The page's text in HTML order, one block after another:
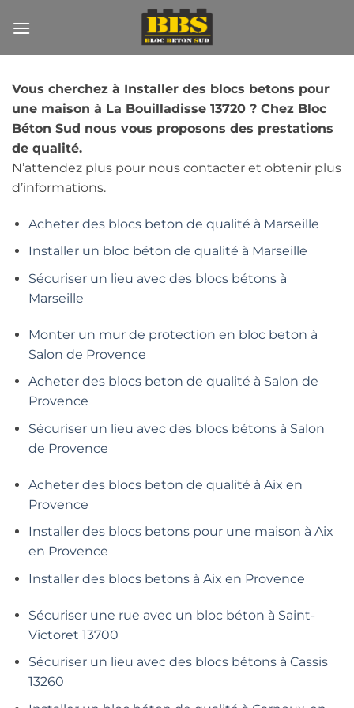
au
Vous cherchez à Installer des blocs betons pour
une maison à La Bouilladisse 13720 ? Chez Bloc
Béton Sud nous vous proposons des prestations
de qualité.
N’attendez plus pour nous contacter et obtenir plus
d’informations.
Acheter des blocs beton de qualité à Marseille
Installer un bloc béton de qualité à Marseille
Sécuriser un lieu avec des blocs bétons à
Marseille
Monter un mur de protection en bloc beton à
Salon de Provence
Acheter des blocs beton de qualité à Salon de
Provence
Sécuriser un lieu avec des blocs bétons à Salon
de Provence
Acheter des blocs beton de qualité à Aix en
Provence
Installer des blocs betons pour une maison à Aix
en Provence
Installer des blocs betons à Aix en Provence
Sécuriser une rue avec un bloc béton à Saint-
Victoret 13700
Sécuriser un lieu avec des blocs bétons à Cassis
13260